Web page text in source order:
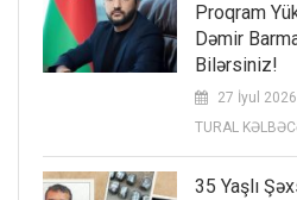
Proqram
Dəmir
Bilərsiniz!
27 İyul 2026
TURAL
35 Yaşlı